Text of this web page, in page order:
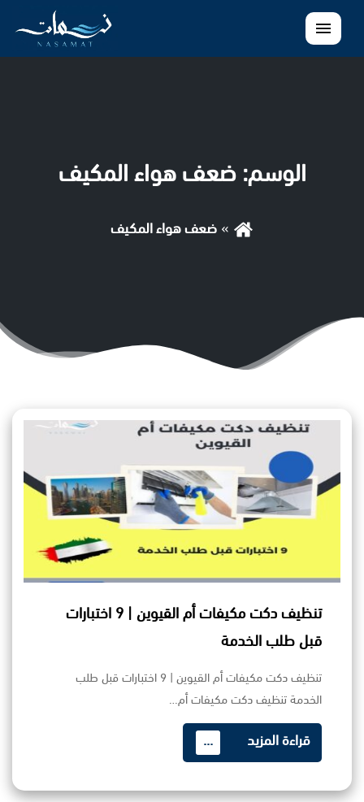
القائمة
الوسم:ضعف هواء المكيف
ضعف هواء المكيف
تنظيف دكت مكيفات أم القيوين | 9 اختبارات
قبل طلب الخدمة
تنظيف دكت مكيفات أم القيوين | 9 اختبارات قبل طلب
الخدمة تنظيف دكت مكيفات أم…
قراءة المزيد ...